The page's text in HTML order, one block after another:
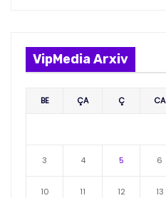
VipMedia Arxiv
BE ÇA Ç CA
3 4 5 6
10 11 12 13